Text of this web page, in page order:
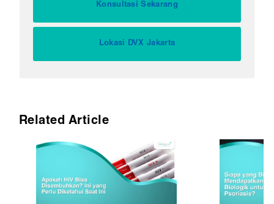
Konsultasi Sekarang
Lokasi DVX Jakarta
Related Article